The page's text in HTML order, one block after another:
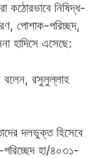
নিষিদ্ধ-
পোশাক-পরিচ্ছদ,
হাদিসে এসেছে:
বলেন, রসুলুল্লাহ
দলভুক্ত হিসেবে
হা/৪০৩১-